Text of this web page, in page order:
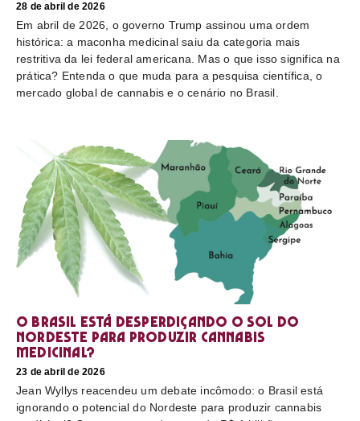
28 de abril de 2026
Em abril de 2026, o governo Trump assinou uma ordem
histórica: a maconha medicinal saiu da categoria mais
restritiva da lei federal americana. Mas o que isso significa na
prática? Entenda o que muda para a pesquisa científica, o
mercado global de cannabis e o cenário no Brasil.
O Brasil está desperdiçando o sol do
nordeste para produzir cannabis
medicinal?
23 de abril de 2026
Jean Wyllys reacendeu um debate incômodo: o Brasil está
ignorando o potencial do Nordeste para produzir cannabis